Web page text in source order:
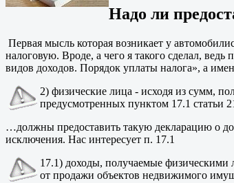
Надо ли
Первая мысль которая возникает у
налоговую. Вроде, а чего я такого сделал,
видов доходов. Порядок уплаты налога», а
2) физические лица - исходя из сумм,
предусмотренных пунктом 17.1 статьи
…должны предоставить такую декларацию о
исключения. Нас интересует п. 17.1
17.1) доходы, получаемые
от продажи объектов недвижимого